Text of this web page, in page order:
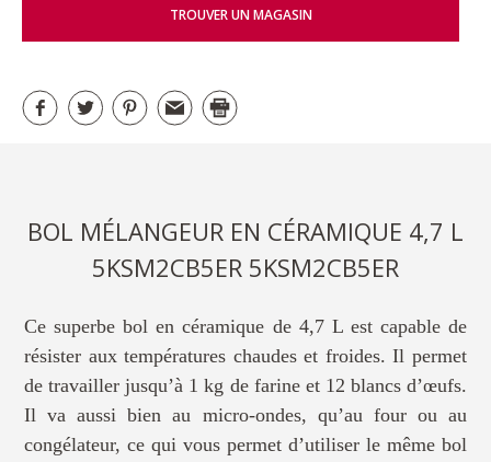
TROUVER UN MAGASIN
BOL MÉLANGEUR EN CÉRAMIQUE 4,7 L
5KSM2CB5ER 5KSM2CB5ER
Ce superbe bol en céramique de 4,7 L est capable de
résister aux températures chaudes et froides. Il permet
de travailler jusqu’à 1 kg de farine et 12 blancs d’œufs.
Il va aussi bien au micro-ondes, qu’au four ou au
congélateur, ce qui vous permet d’utiliser le même bol